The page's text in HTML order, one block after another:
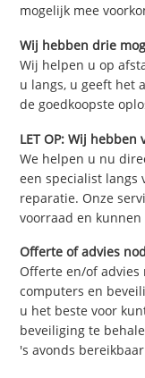
mogelijk mee
Wij hebben drie
Wij helpen u op
u langs, u geeft het
de goedkoopste
LET OP: Wij
We helpen u nu
een specialist langs
reparatie. Onze
voorraad en
Offerte of advies
Offerte en/of advies
computers en
u het beste voor
beveiliging te
's avonds